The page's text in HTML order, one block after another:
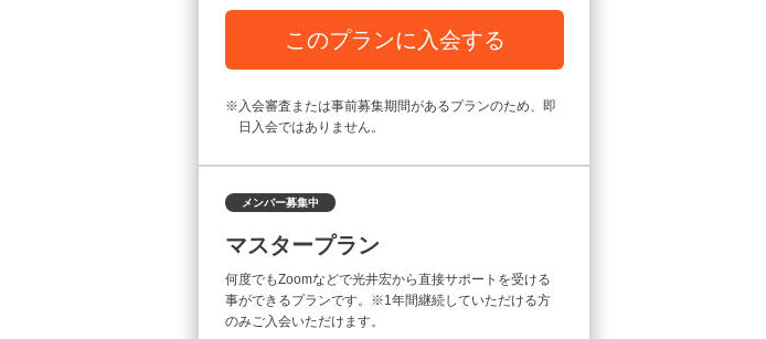
このプランに入会する
入会審査または事前募集期間があるプランのため、即
日入会ではありません。
メンバー募集中
マスタープラン
何度でもZoomなどで光井宏から直接サポートを受ける
事ができるプランです。※1年間継続していただける方
のみご入会いただけます。